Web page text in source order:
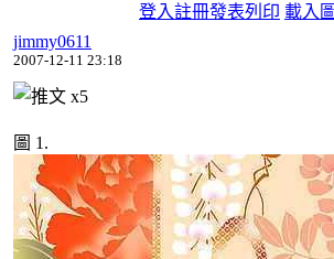
登入註冊發表列印 載入
jimmy0611
2007-12-11 23:18
x5
圖 1.